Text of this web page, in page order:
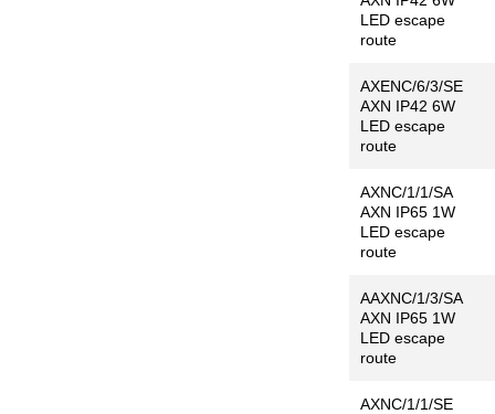
LED escape
route
AXENC/6/3/SE
AXN IP42 6W
LED escape
route
AXNC/1/1/SA
AXN IP65 1W
LED escape
route
AAXNC/1/3/SA
AXN IP65 1W
LED escape
route
AXNC/1/1/SE